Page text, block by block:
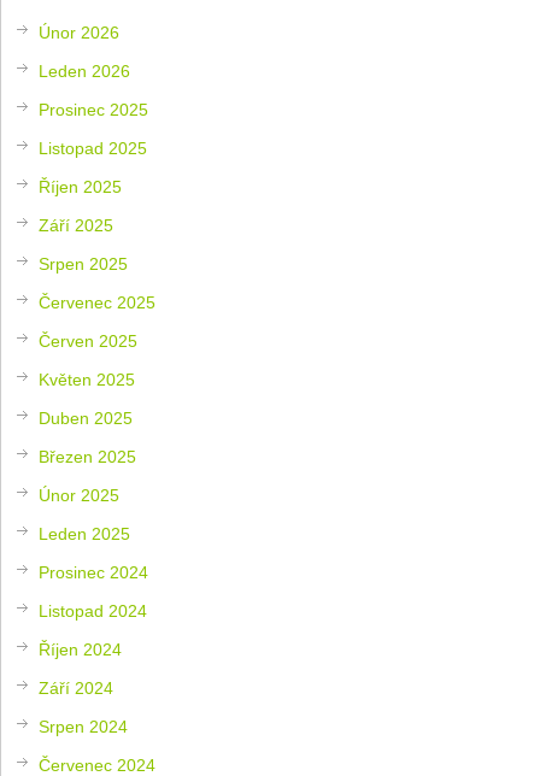
Únor 2026
Leden 2026
Prosinec 2025
Listopad 2025
Říjen 2025
Září 2025
Srpen 2025
Červenec 2025
Červen 2025
Květen 2025
Duben 2025
Březen 2025
Únor 2025
Leden 2025
Prosinec 2024
Listopad 2024
Říjen 2024
Září 2024
Srpen 2024
Červenec 2024